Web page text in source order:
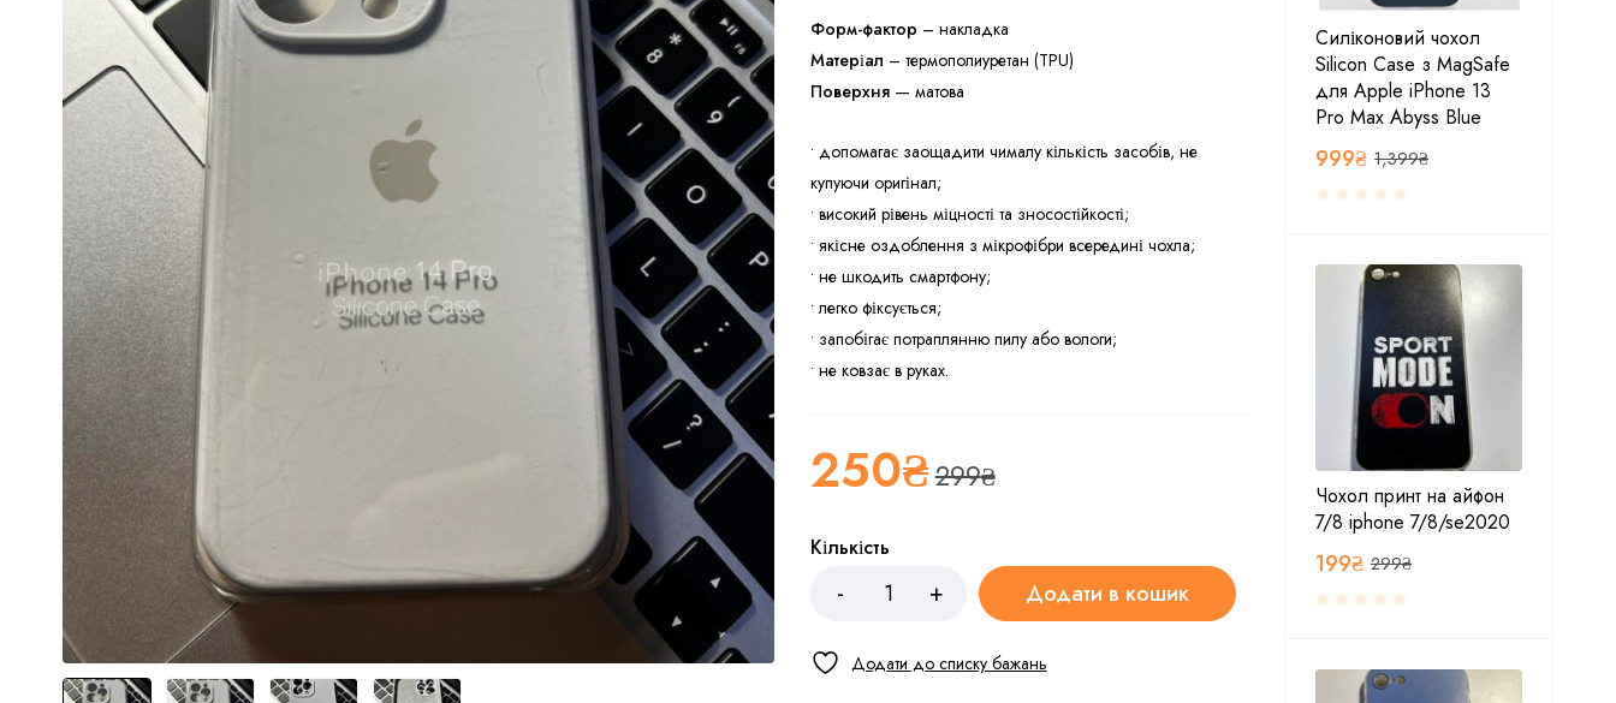
Форм-фактор – накладка
Матеріал – термополиуретан (TPU)
Поверхня— матова
• допомагає заощадити чималу кількість засобів, не
купуючи оригінал;
• високий рівень міцності та зносостійкості;
• якісне оздоблення з мікрофібри всередині чохла;
• не шкодить смартфону;
• легко фіксується;
• запобігає потраплянню пилу або вологи;
• не ковзає в руках.
299₴
250₴
Кількість
Додати в кошик
Силіконовий чохол
Silicon Case з MagSafe
для Apple iPhone 13
Pro Max Abyss Blue
1,399₴
999₴
Чохол принт на айфон
7/8 iphone 7/8/se2020
299₴
199₴